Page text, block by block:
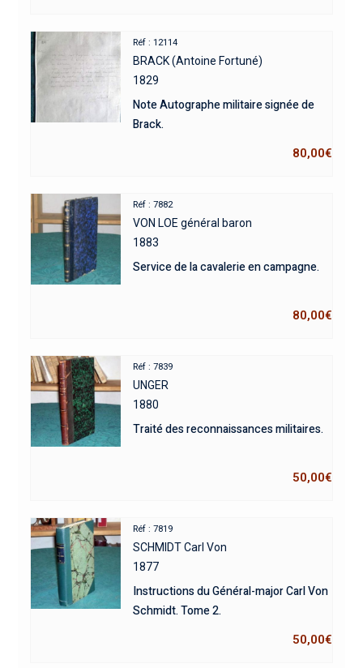
Réf : 12114
BRACK (Antoine Fortuné)
1829
Note Autographe militaire signée de
Brack.
80,00€
Réf : 7882
VON LOE général baron
1883
Service de la cavalerie en campagne.
80,00€
Réf : 7839
UNGER
1880
Traité des reconnaissances militaires.
50,00€
Réf : 7819
SCHMIDT Carl Von
1877
Instructions du Général-major Carl Von
Schmidt. Tome 2.
50,00€